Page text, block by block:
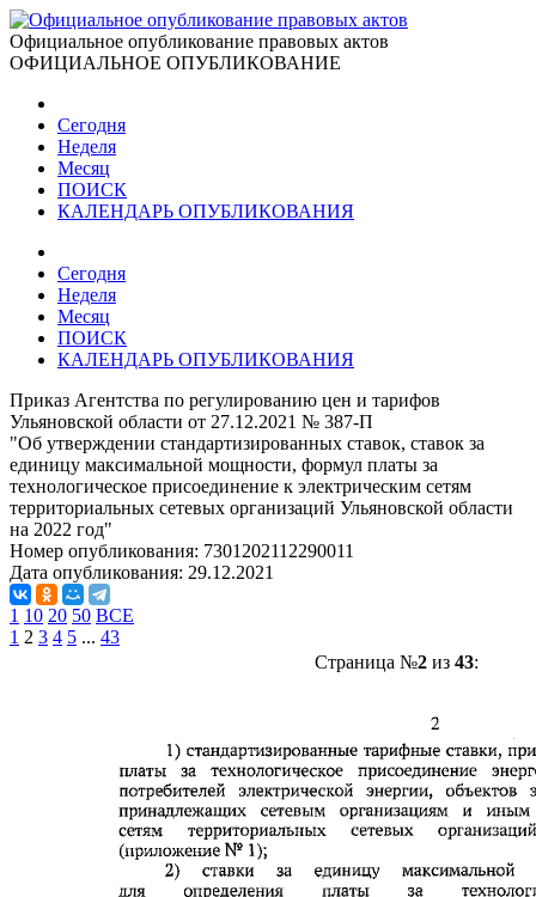
Официальное опубликование правовых актов
ОФИЦИАЛЬНОЕ ОПУБЛИКОВАНИЕ
Сегодня
Неделя
Месяц
ПОИСК
КАЛЕНДАРЬ ОПУБЛИКОВАНИЯ
Сегодня
Неделя
Месяц
ПОИСК
КАЛЕНДАРЬ ОПУБЛИКОВАНИЯ
Приказ Агентства по регулированию цен и тарифов
Ульяновской области от 27.12.2021 № 387-П
"Об утверждении стандартизированных ставок, ставок за
единицу максимальной мощности, формул платы за
технологическое присоединение к электрическим сетям
территориальных сетевых организаций Ульяновской области
на 2022 год"
Номер опубликования: 7301202112290011
Дата опубликования: 29.12.2021
1 10 20 50 ВСЕ
1 2 3 4 5 ... 43
Страница №2из 43: